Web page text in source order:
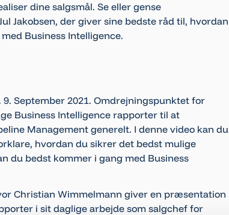
dine salgsmål. Se eller gense
Jakobsen, der giver sine bedste råd til, hvordan
Business Intelligence.
September 2021. Omdrejningspunktet for
Business Intelligence rapporter til at
Management generelt. I denne video kan du
hvordan du sikrer det bedst mulige
du bedst kommer i gang med Business
Christian Wimmelmann giver en præsentation
i sit daglige arbejde som salgchef for